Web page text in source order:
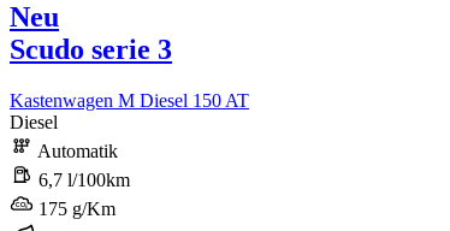
Neu
Scudo serie 3
Kastenwagen M Diesel 150 AT
Diesel
Automatik
6,7 l/100km
175 g/Km